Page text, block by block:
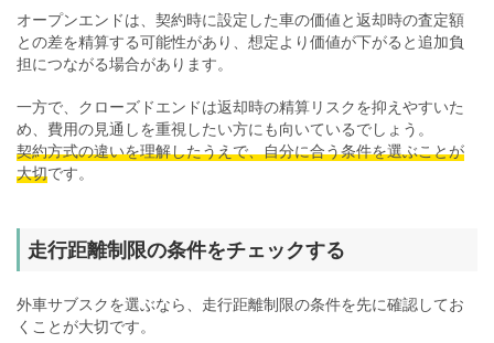
オープンエンドは、契約時に設定した車の価値と返却時の査定額
との差を精算する可能性があり、想定より価値が下がると追加負
担につながる場合があります。
一方で、クローズドエンドは返却時の精算リスクを抑えやすいた
め、費用の見通しを重視したい方にも向いているでしょう。
契約方式の違いを理解したうえで、自分に合う条件を選ぶことが
大切です。
走行距離制限の条件をチェックする
外車サブスクを選ぶなら、走行距離制限の条件を先に確認してお
くことが大切です。